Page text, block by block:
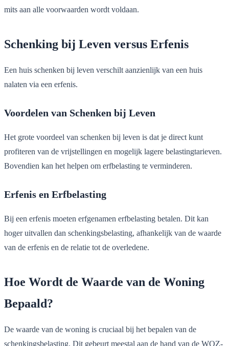
mits aan alle voorwaarden wordt voldaan.
Schenking bij Leven versus Erfenis
Een huis schenken bij leven verschilt aanzienlijk van een huis
nalaten via een erfenis.
Voordelen van Schenken bij Leven
Het grote voordeel van schenken bij leven is dat je direct kunt
profiteren van de vrijstellingen en mogelijk lagere belastingtarieven.
Bovendien kan het helpen om erfbelasting te verminderen.
Erfenis en Erfbelasting
Bij een erfenis moeten erfgenamen erfbelasting betalen. Dit kan
hoger uitvallen dan schenkingsbelasting, afhankelijk van de waarde
van de erfenis en de relatie tot de overledene.
Hoe Wordt de Waarde van de Woning
Bepaald?
De waarde van de woning is cruciaal bij het bepalen van de
schenkingsbelasting. Dit gebeurt meestal aan de hand van de WOZ-